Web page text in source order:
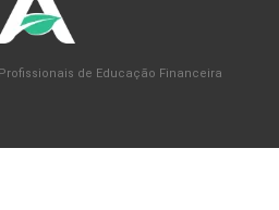
de Educação Financeira